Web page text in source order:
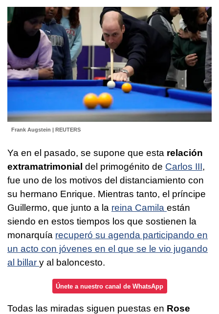
Frank Augstein | REUTERS
Ya en el pasado, se supone que esta relación
extramatrimonial del primogénito de Carlos III,
fue uno de los motivos del distanciamiento con
su hermano Enrique. Mientras tanto, el príncipe
Guillermo, que junto a la reina Camila están
siendo en estos tiempos los que sostienen la
monarquía recuperó su agenda participando en
un acto con jóvenes en el que se le vio jugando
al billar y al baloncesto.
Únete a nuestro canal de WhatsApp
Todas las miradas siguen puestas en Rose